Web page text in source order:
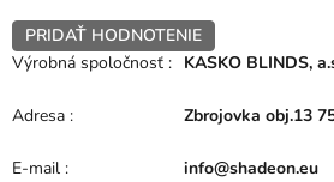
PRIDAŤ HODNOTENIE
Výrobná spoločnosť : KASKO BLINDS,
Adresa : Zbrojovka obj.13
E-mail : info@shadeon.eu